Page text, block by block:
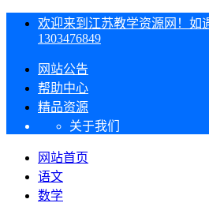
欢迎来到江苏教学资源网！如
1303476849
网站公告
帮助中心
精品资源
关于我们
网站首页
语文
数学